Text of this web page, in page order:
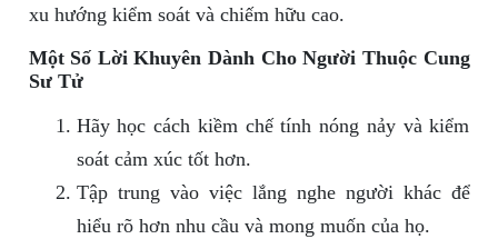
xu hướng kiểm soát và chiếm hữu cao.
Một Số Lời Khuyên Dành Cho Người Thuộc Cung
Sư Tử
Hãy học cách kiềm chế tính nóng nảy và kiểm
soát cảm xúc tốt hơn.
Tập trung vào việc lắng nghe người khác để
hiểu rõ hơn nhu cầu và mong muốn của họ.